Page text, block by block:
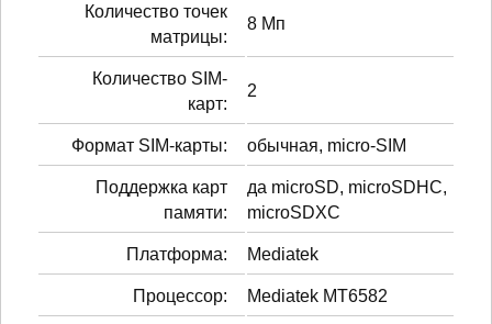
Количество точек
матрицы:
8 Мп
Количество SIM-
карт:
2
Формат SIM-карты: обычная, micro-SIM
Поддержка карт
памяти:
да microSD, microSDHC,
microSDXC
Платформа: Mediatek
Процессор: Mediatek MT6582